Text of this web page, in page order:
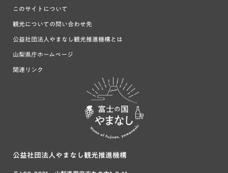
このサイトについて
観光についての問い合わせ先
公益社団法人やまなし観光推進機構とは
山梨県庁ホームページ
関連リンク
富士の国や
まなし
公益社団法人やまなし観光推進機構